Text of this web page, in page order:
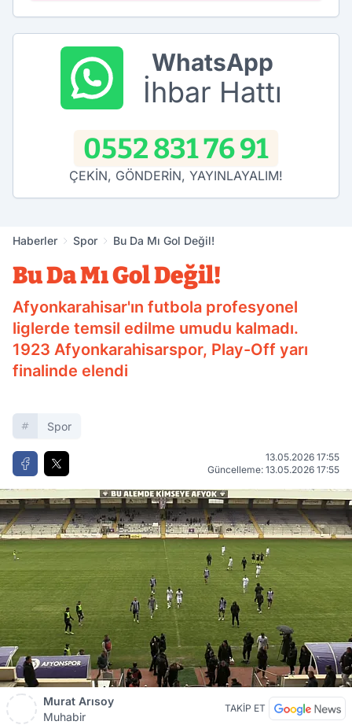
WhatsApp
İhbar Hattı
0552 831 76 91
ÇEKİN, GÖNDERİN, YAYINLAYALIM!
Haberler Spor Bu Da Mı Gol Değil!
Bu Da Mı Gol Değil!
Afyonkarahisar'ın futbola profesyonel
liglerde temsil edilme umudu kalmadı.
1923 Afyonkarahisarspor, Play-Off yarı
finalinde elendi
Spor
13.05.2026 17:55
Güncelleme: 13.05.2026 17:55
Murat Arısoy
Muhabir
TAKİP ET